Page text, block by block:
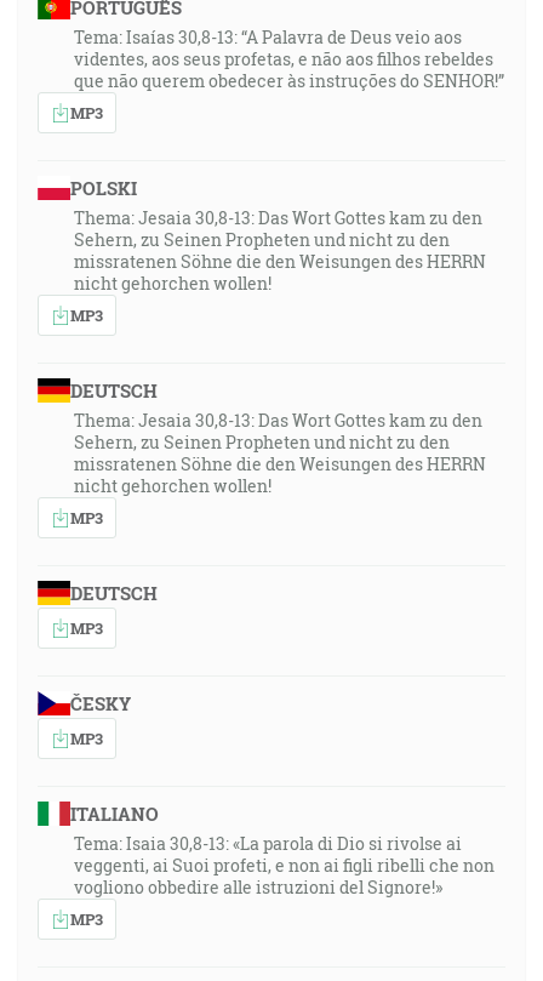
PORTUGUÊS
Tema: Isaías 30,8-13: “A Palavra de Deus veio aos
videntes, aos seus profetas, e não aos filhos rebeldes
que não querem obedecer às instruções do SENHOR!”
MP3
POLSKI
Thema: Jesaia 30,8-13: Das Wort Gottes kam zu den
Sehern, zu Seinen Propheten und nicht zu den
missratenen Söhne die den Weisungen des HERRN
nicht gehorchen wollen!
MP3
DEUTSCH
Thema: Jesaia 30,8-13: Das Wort Gottes kam zu den
Sehern, zu Seinen Propheten und nicht zu den
missratenen Söhne die den Weisungen des HERRN
nicht gehorchen wollen!
MP3
DEUTSCH
MP3
ČESKY
MP3
ITALIANO
Tema: Isaia 30,8-13: «La parola di Dio si rivolse ai
veggenti, ai Suoi profeti, e non ai figli ribelli che non
vogliono obbedire alle istruzioni del Signore!»
MP3